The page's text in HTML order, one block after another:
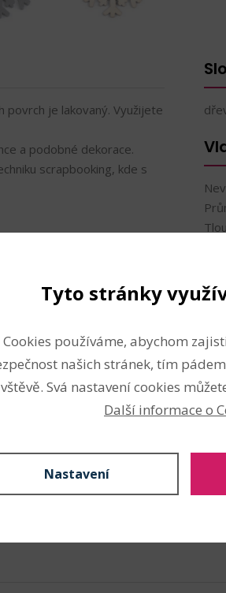
povrch je lakovaný. Využijete
a podobné dekorace.
scrapbooking, kde s
Tyto stránky
Cookies používáme, abychom
našich stránek, tím
Svá nastavení cookies
Další informace o
Nastavení